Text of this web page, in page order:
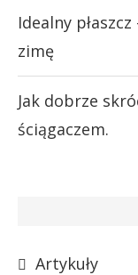
Idealny
zimę
Jak dobrze
ściągaczem.
Artykuły